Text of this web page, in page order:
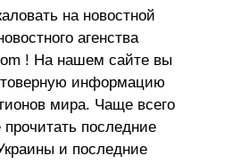
на новостной
агенства
! На нашем сайте вы
информацию
мира. Чаще всего
последние
и последние